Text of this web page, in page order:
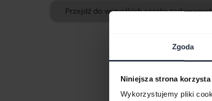
Zgoda
Niniejsza strona
Wykorzystujemy pliki
Przejdź do wszystkich często